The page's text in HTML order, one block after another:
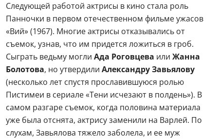
Следующей работой актрисы в кино стала роль
Панночки в первом отечественном фильме ужасов
«Вий» (1967). Многие актрисы отказывались от
съемок, узнав, что им придется ложиться в гроб.
Сыграть ведьму могли Ада Роговцева или Жанна
Болотова, но утвердили Александру Завьялову
(несколько лет спустя прославившуюся ролью
Пистимеи в сериале «Тени исчезают в полдень»). В
самом разгаре съемок, когда половина материала
уже была отснята, актрису заменили на Варлей. По
слухам, Завьялова тяжело заболела, и ее муж